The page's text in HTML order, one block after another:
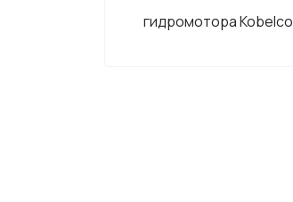
гидромотора Kobelco